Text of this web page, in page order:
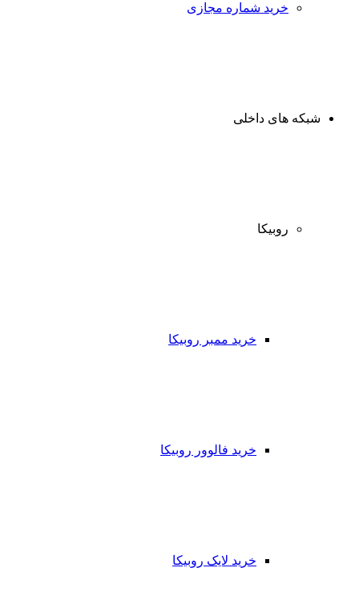
خرید شماره مجازی
شبکه های داخلی
روبیکا
خرید ممبر روبیکا
خرید فالوور روبیکا
خرید لایک روبیکا